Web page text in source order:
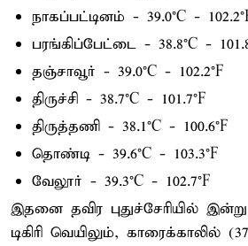
நாகப்பட்டினம் - 39.0°C -
பரங்கிப்பேட்டை - 38.8°C -
தஞ்சாவூர் - 39.0°C - 102.2°F
திருச்சி - 38.7°C - 101.7°F
திருத்தணி - 38.1°C - 100.6°F
தொண்டி - 39.6°C - 103.3°F
வேலூர் - 39.3°C - 102.7°F
இதனை தவிர புதுச்சேரியில் இன்று
டிகிரி வெயிலும், காரைக்காலில்